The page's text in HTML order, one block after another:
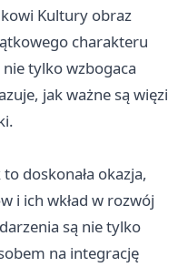
Kultury obraz
charakteru
nie tylko wzbogaca
jak ważne są więzi
doskonała okazja,
i ich wkład w rozwój
są nie tylko
na integrację